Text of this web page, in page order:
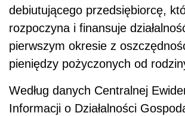
debiutującego przedsiębiorcę,
rozpoczyna i finansuje
pierwszym okresie z
pieniędzy pożyczonych od
Według danych Centralnej
Informacji o Działalności